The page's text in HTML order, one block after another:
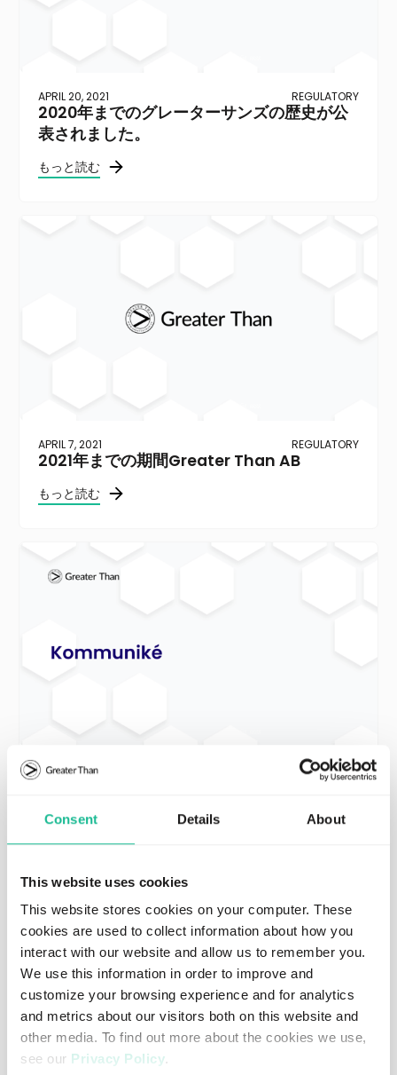
Consent Details About
This website uses cookies
This website stores cookies on your computer. These
cookies are used to collect information about how you
interact with our website and allow us to remember you.
We use this information in order to improve and
customize your browsing experience and for analytics
and metrics about our visitors both on this website and
other media. To find out more about the cookies we use,
see our Privacy Policy.
APRIL 20, 2021 REGULATORY
2020年までのグレーターサンズの歴史が公
表されました。
もっと読む
APRIL 7, 2021 REGULATORY
2021年までの期間Greater Than AB
もっと読む
FEBRUARY 18, 2021 REGULATORY
Greater Than - 2020年版ニュースレター
もっと読む